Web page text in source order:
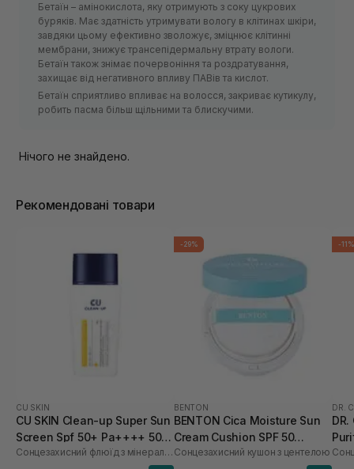
Бетаїн – амінокислота, яку отримують з соку цукрових
буряків. Має здатність утримувати вологу в клітинах шкіри,
завдяки цьому ефективно зволожує, зміцнює клітинні
мембрани, знижує трансепідермальну втрату вологи.
Бетаїн також знімає почервоніння та роздратування,
захищає від негативного впливу ПАВів та кислот.
Бетаїн сприятливо впливає на волосся, закриває кутикулу,
робить пасма більш щільними та блискучими.
Нічого не знайдено.
Рекомендовані товари
CU SKIN
CU SKIN Clean-up Super Sun
Screen Spf 50+ Pa++++ 50
мл
Сонцезахисний флюїд з мінеральними та органічними фільтрами
-29%
BENTON
BENTON Cica Moisture Sun
Cream Cushion SPF 50
PA++++ 15 г
Сонцезахисний кушон з центелою
-11%
DR.
DR.